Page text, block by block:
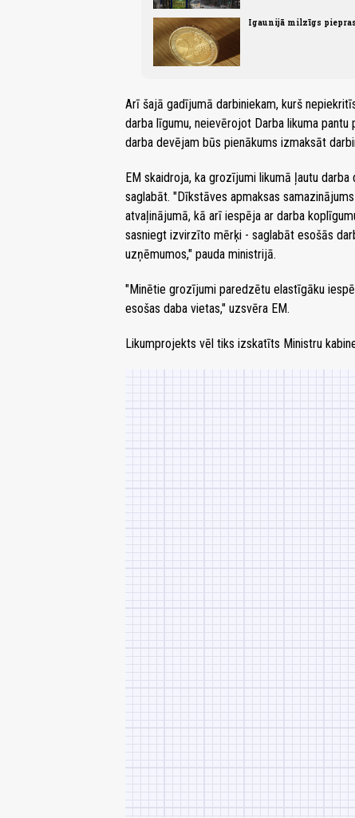
Igaunijā milzīgs
Arī šajā gadījumā darbiniekam, kurš
darba līgumu, neievērojot Darba likuma
darba devējam būs pienākums izmaksāt
EM skaidroja, ka grozījumi likumā ļautu
saglabāt. "Dīkstāves apmaksas
atvaļinājumā, kā arī iespēja ar darba
sasniegt izvirzīto mērķi - saglabāt esošās
uzņēmumos," pauda ministrijā.
"Minētie grozījumi paredzētu elastīgāku
esošas daba vietas," uzsvēra EM.
Likumprojekts vēl tiks izskatīts Ministru